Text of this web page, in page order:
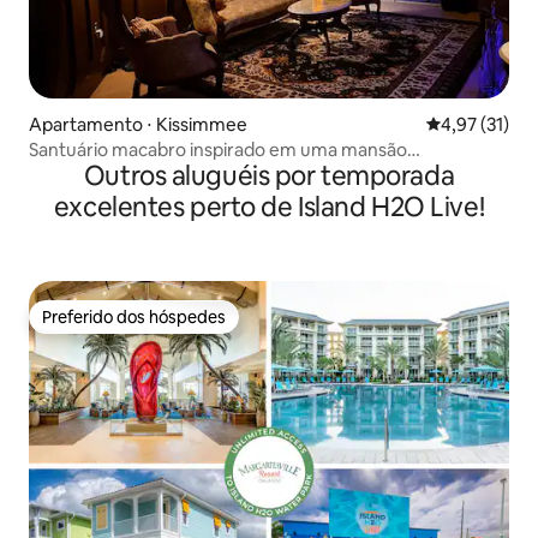
Apartamento ⋅ Kissimmee 4,97 de uma
4,97 (31)
Santuário macabro inspirado em uma mansão
assombradaOutros aluguéis por temporada
excelentes perto de Island H2O Live!
Preferido dos hóspedes
Preferido dos hóspedes